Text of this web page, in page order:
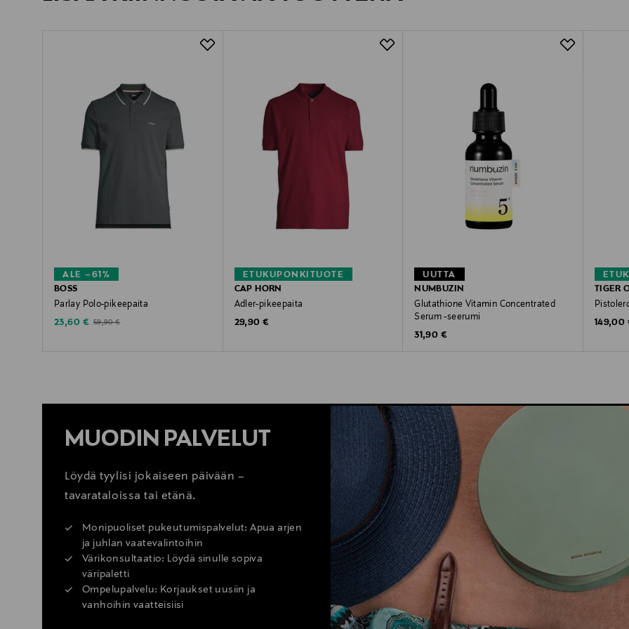
ALE –61%
BOSS
Parlay Polo-pikeepaita
Discounted Price
23,60 € Original Price
59,90 €
ETUKUPONKITUOTE
CAP HORN
Adler-pikeepaita
Original Price
29,90 €
UUTTA
NUMBUZIN
Glutathione Vitamin Concentrated
Serum -seerumi
Original Price
31,90 €
TIGER
Original
149,00
MUODIN PALVELUT
Löydä tyylisi jokaiseen päivään –
tavarataloissa tai etänä.
Monipuoliset pukeutumispalvelut: Apua arjen
ja juhlan vaatevalintoihin
Värikonsultaatio: Löydä sinulle sopiva
väripaletti
Ompelupalvelu: Korjaukset uusiin ja
vanhoihin vaatteisiisi